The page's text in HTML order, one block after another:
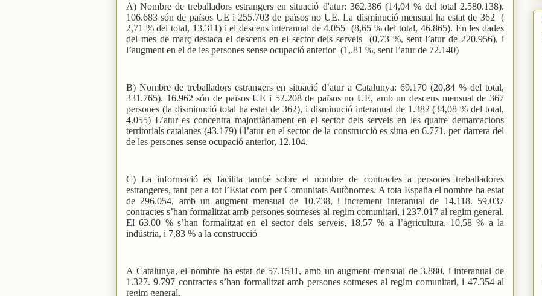
A) Nombre de treballadors estrangers en situació d'atur: 362.386 (14,04 % del total 2.580.138).
106.683 són de països UE i 255.703 de països no UE. La disminució mensual ha estat de 362
(
2,71 % del total, 13.311) i el descens interanual de 4.055 (8,65 % del total, 46.865). En les dades
del mes de març destaca el descens en el sector dels serveis
(0,73 %, sent l’atur de 220.956), i
l’augment en el de les persones sense ocupació anterior (1,.81 %, sent l’atur de 72.140)
B) Nombre de treballadors estrangers en situació d’atur a Catalunya: 69.170 (20,84 % del total,
331.765). 16.962 són de països UE i 52.208 de països no UE, amb un descens mensual de 367
persones (la disminució total ha estat de 362), i disminució interanual de 1.382 (34,08 % del total,
4.055) L’atur es concentra majoritàriament en el sector dels serveis en les quatre demarcacions
territorials catalanes (43.179) i l’atur en el sector de la construcció es situa en 6.771, per darrera del
de les persones sense ocupació anterior, 12.104.
C) La informació es facilita també sobre el nombre de contractes a persones treballadores
estrangeres, tant per a tot l’Estat com per Comunitats Autònomes. A tota España el nombre ha estat
de 296.054, amb un augment mensual de 10.738, i increment interanual de 14.118. 59.037
contractes s’han formalitzat amb persones sotmeses al regim comunitari, i 237.017 al regim general.
El 63,00 % s’han formalitzat en el sector dels serveis, 18,57 % a l’agricultura, 10,58 % a la
indústria, i 7,83 % a la construcció
A Catalunya, el nombre ha estat de 57.1511, amb un augment mensual de 3.880, i interanual de
1.327. 9.797 contractes s’han formalitzat amb persones sotmeses al regim comunitari, i 47.354 al
regim general.